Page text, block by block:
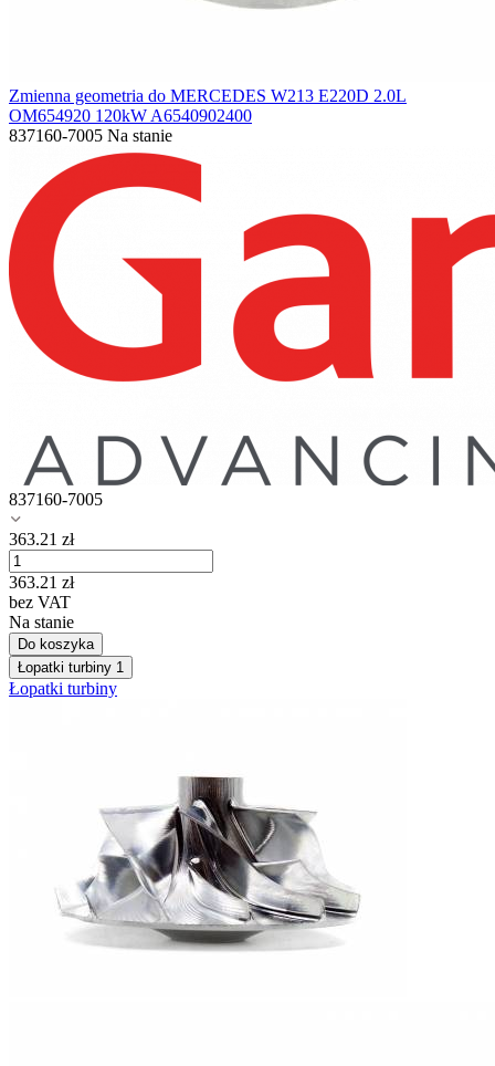
Zmienna geometria do MERCEDES W213 E220D 2.0L
OM654920 120kW A6540902400
837160-7005 Na stanie
837160-7005
363.21 zł
363.21 zł
bez VAT
Na stanie
Do koszyka
Łopatki turbiny 1
Łopatki turbiny